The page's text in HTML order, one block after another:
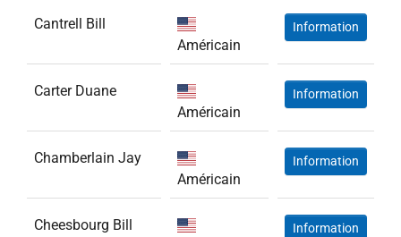
Cantrell Bill
Américain
Information
Carter Duane
Américain
Information
Chamberlain Jay
Américain
Information
Cheesbourg Bill
Information